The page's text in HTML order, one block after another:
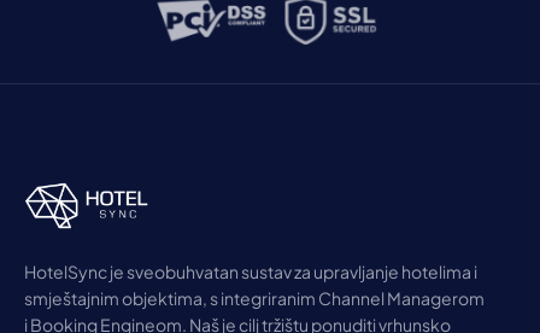
HotelSync je sveobuhvatan sustav za upravljanje hotelima i
smještajnim objektima, s integriranim Channel Managerom
i Booking Engineom. Naš je cilj tržištu ponuditi vrhunsko